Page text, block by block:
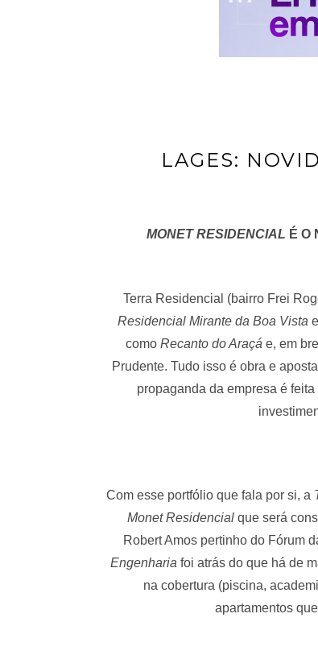
LAGES:
MONET RESIDENCIAL É O
Terra Residencial (bairro Frei
Residencial Mirante da Boa Vista
como Recanto do Araçá e, em
Prudente. Tudo isso é obra e
propaganda da empresa é
Com esse portfólio que fala por si, a
Monet Residencial que será
Robert Amos pertinho do Fórum
Engenharia foi atrás do que há de
na cobertura (piscina,
apartamentos